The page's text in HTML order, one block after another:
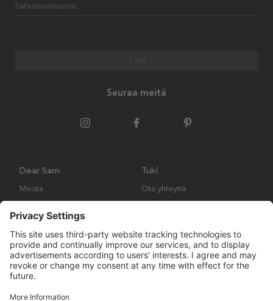
Sähköpostiosoite
Seuraa meitä
Dear Sam
Meistä
Tuki
Ota yhteyttä
Palautukset ja vaatimukset